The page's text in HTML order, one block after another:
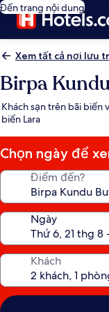
Đến trang nội dung
Xem tất cả nơi lưu
Birpa
Khách sạn trên bãi biển
biển Lara
Chọn ngày để
Điểm đến?
Ngày
Khách